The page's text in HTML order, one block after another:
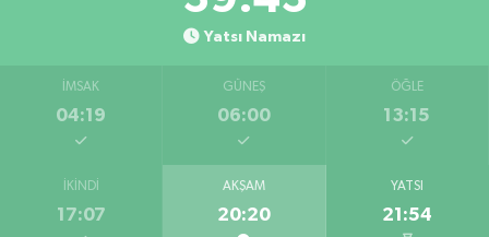
Yatsı Namazı
İMSAK
04:19
GÜNEŞ
06:00
ÖĞLE
13:15
İKINDI
17:07
AKŞAM
20:20
YATSI
21:54